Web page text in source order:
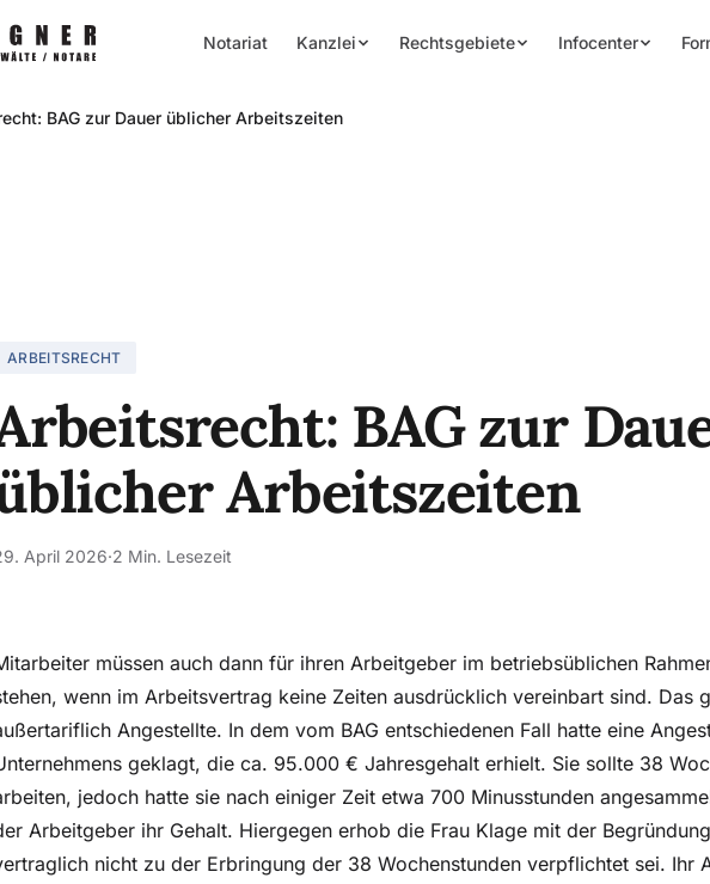
Notariat Kanzlei Rechtsgebiete Infocenter
BAG zur Dauer üblicher Arbeitszeiten
ARBEITSRECHT
BAG zur
Arbeitszeiten
April 2026·2 Min. Lesezeit
müssen auch dann für ihren Arbeitgeber im betriebsüblichen
wenn im Arbeitsvertrag keine Zeiten ausdrücklich vereinbart sind. Das
Angestellte. In dem vom BAG entschiedenen Fall hatte eine
geklagt, die ca. 95.000 € Jahresgehalt erhielt. Sie sollte 38
jedoch hatte sie nach einiger Zeit etwa 700 Minusstunden
Arbeitgeber ihr Gehalt. Hiergegen erhob die Frau Klage mit der
nicht zu der Erbringung der 38 Wochenstunden verpflichtet sei. Ihr